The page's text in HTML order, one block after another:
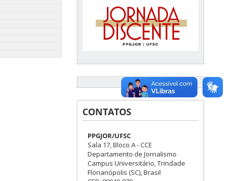
CONTATOS
PPGJOR/UFSC
Sala 17, Bloco A - CCE
Departamento de Jornalismo
Campus Universitário, Trindade
Florianópolis (SC), Brasil